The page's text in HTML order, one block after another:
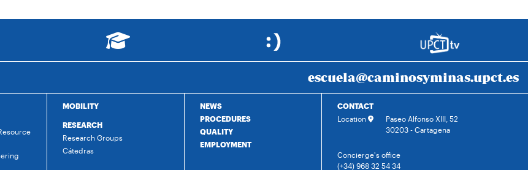
escuela@caminosyminas.upct.es
MOBILITY
RESEARCH
Research Groups
Cátedras
NEWS
PROCEDURES
QUALITY
EMPLOYMENT
CONTACT
Location
Paseo Alfonso XIII, 52
30203 - Cartagena
Concierge's office
(+34) 968 32 54 34